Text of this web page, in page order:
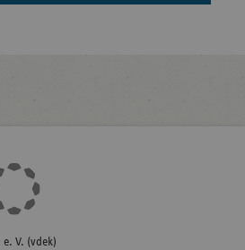
V. (vdek)